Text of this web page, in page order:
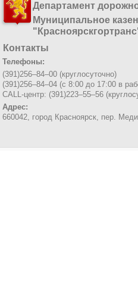
Департамент
Муниципальное
Контакты
Телефоны:
(391)256–84–00 (круглосуточно)
(391)256–84–04 (с 8:00 до 17:00 в
CALL-центр: (391)223–55–56
Адрес:
660042, город Красноярск, пер.